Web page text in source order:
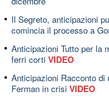
Il Segreto, anticipazioni
comincia il processo a
Anticipazioni Tutto per la
ferri corti VIDEO
Anticipazioni Racconto di
Ferman in crisi VIDEO